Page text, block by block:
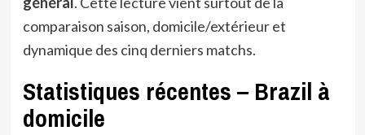
comparaison saison, domicile/extérieur et
dynamique des cinq derniers matchs.
Statistiques récentes – Brazil à
domicile